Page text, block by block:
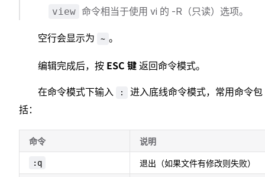
view 命令相当于使用 vi 的 -R（只读）选项。
空行会显示为 ~ 。
编辑完成后，按 ESC 键 返回命令模式。
在命令模式下输入 :
进入底线命令模式，常用命令包
括：
命令 说明
:q 退出（如果文件有修改则失败）